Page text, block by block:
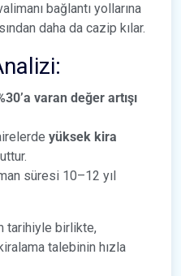
bağlantı yollarına
daha da cazip kılar.
varan değer artışı
yüksek kira
süresi 10–12 yıl
tarihiyle birlikte,
talebinin hızla